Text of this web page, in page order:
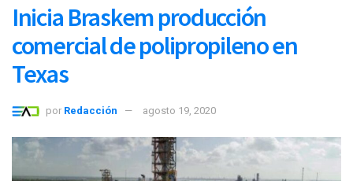
Inicia Braskem producción
comercial de polipropileno en
Texas
por Redacción agosto 19, 2020